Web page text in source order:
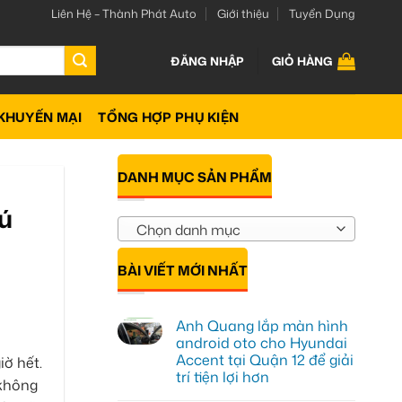
Liên Hệ – Thành Phát Auto Giới thiệu Tuyển Dụng
ĐĂNG NHẬP GIỎ HÀNG
MẠI TỔNG HỢP PHỤ KIỆN
hết.
DANH MỤC SẢN PHẨM
Chọn danh mục
BÀI VIẾT MỚI NHẤT
Anh Quang lắp màn hình
android oto cho Hyundai
Accent tại Quận 12 để giải
trí tiện lợi hơn